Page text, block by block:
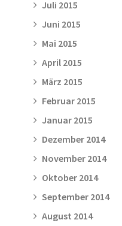
Juli 2015
Juni 2015
Mai 2015
April 2015
März 2015
Februar 2015
Januar 2015
Dezember 2014
November 2014
Oktober 2014
September 2014
August 2014